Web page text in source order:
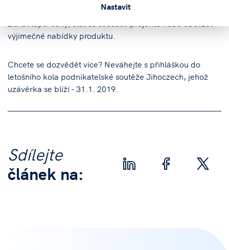
Nastavit
přitom mohli díky své ochotě zainvestovat do projektu,
výjimečné nabídky produktu.
Chcete se dozvědět více? Neváhejte s přihláškou do
letošního kola podnikatelské soutěže Jihoczech, jehož
uzávěrka se blíží - 31.1. 2019.
Sdílejte
článek na: